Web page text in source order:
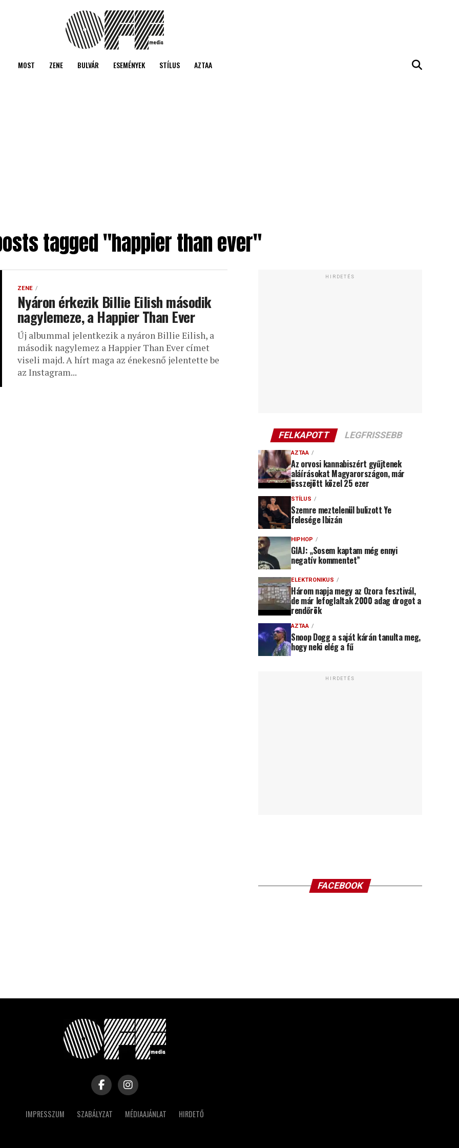
MOST ZENE BULVÁR ESEMÉNYEK STÍLUS AZTAA
tagged "happier than ever"
ZENE
Nyáron érkezik Billie Eilish második
nagylemeze, a Happier Than Ever
Új albummal jelentkezik a nyáron Billie Eilish, a
második nagylemez a Happier Than Ever címet
viseli majd. A hírt maga az énekesnő jelentette be
az Instagram...
HIRDETÉS
FELKAPOTT LEGFRISSEBB
AZTAA
Az orvosi kannabiszért gyűjtenek
aláírásokat Magyarországon, már
összejött közel 25 ezer
STÍLUS
Szemre meztelenül bulizott Ye
felesége Ibizán
HIPHOP
GIAJ: „Sosem kaptam még ennyi
negatív kommentet”
ELEKTRONIKUS
Három napja megy az Ozora fesztivál,
de már lefoglaltak 2000 adag drogot a
rendőrök
AZTAA
Snoop Dogg a saját kárán tanulta meg,
hogy neki elég a fű
HIRDETÉS
FACEBOOK
IMPRESSZUM SZABÁLYZAT MÉDIAAJÁNLAT HIRDETŐ